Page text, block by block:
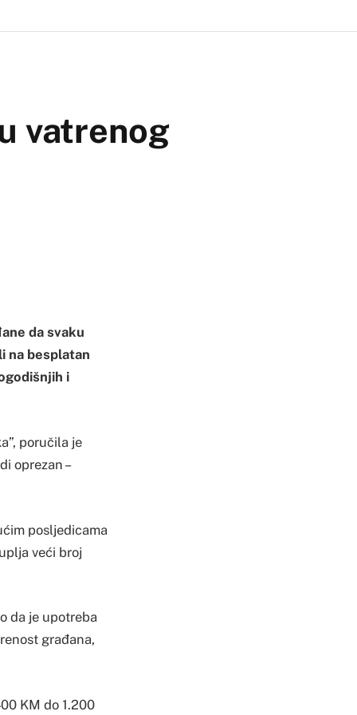
vatrenog
da svaku
na besplatan
i
poručila je
oprezan –
posljedicama
veći broj
da je upotreba
građana,
KM do 1.200